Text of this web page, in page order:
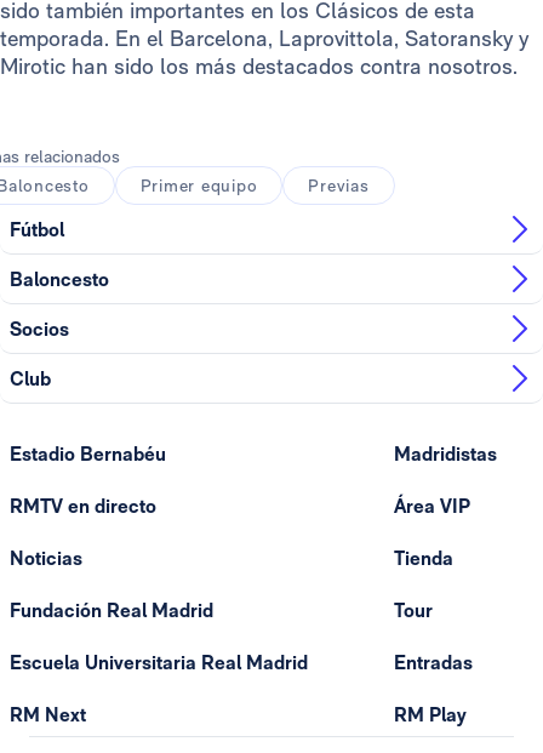
sido también importantes en los Clásicos de esta
temporada. En el Barcelona, Laprovittola, Satoransky y
Mirotic han sido los más destacados contra nosotros.
relacionados
Primer equipo Previas
Fútbol
Baloncesto
Socios
Club
Estadio Bernabéu
RMTV en directo
Noticias
Fundación Real Madrid
Escuela Universitaria Real Madrid
RM Next
Madridistas
Área VIP
Tienda
Tour
Entradas
RM Play